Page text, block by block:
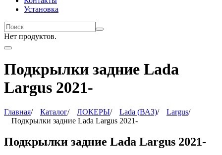
Установка
Нет продуктов.
Подкрылки задние Lada
Largus 2021-
Главная/ Каталог/ ЛОКЕРЫ/ Lada (ВАЗ)/ Largus/
Подкрылки задние Lada Largus 2021-
Подкрылки задние Lada Largus 2021-